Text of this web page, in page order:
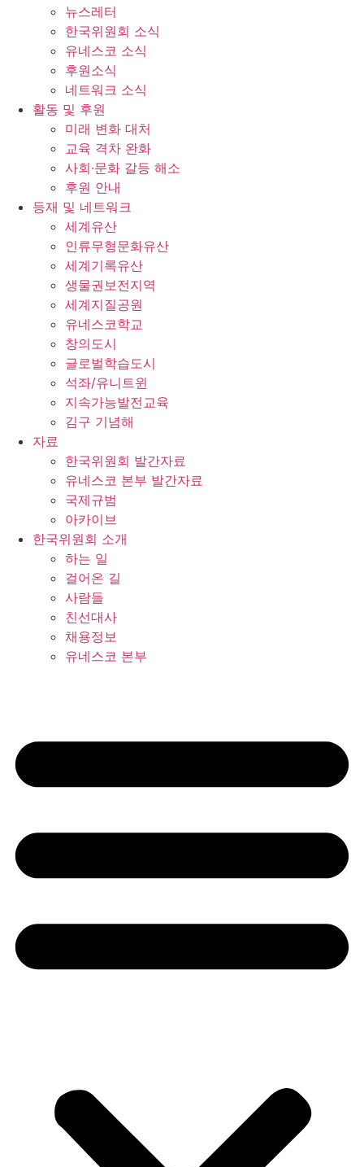
뉴스레터
한국위원회 소식
유네스코 소식
후원소식
네트워크 소식
활동 및 후원
미래 변화 대처
교육 격차 완화
사회∙문화 갈등 해소
후원 안내
등재 및 네트워크
세계유산
인류무형문화유산
세계기록유산
생물권보전지역
세계지질공원
유네스코학교
창의도시
글로벌학습도시
석좌/유니트윈
지속가능발전교육
김구 기념해
자료
한국위원회 발간자료
유네스코 본부 발간자료
국제규범
아카이브
한국위원회 소개
하는 일
걸어온 길
사람들
친선대사
채용정보
유네스코 본부